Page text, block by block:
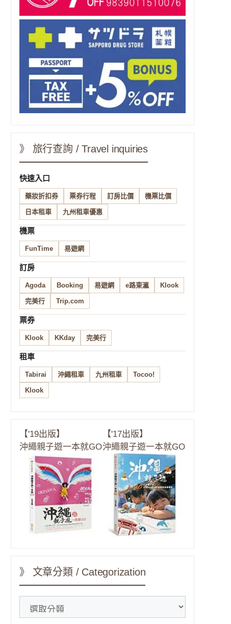
》 旅行查詢 / Travel inquiries
快速入口
藥妝折扣券 票券行程 訂房比價 機票比價
日本租車 九州租車優惠
機票
FunTime 易遊網
訂房
Agoda Booking 易遊網 e路東瀛 Klook
完美行 Trip.com
票券
Klook KKday 完美行
租車
Tabirai 沖繩租車 九州租車 Tocoo!
Klook
【'19出版】
沖繩親子遊一本就GO
【'17出版】
沖繩親子遊一本就GO
》 文章分類 / Categorization